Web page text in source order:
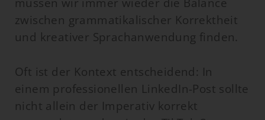
zwischen grammatikalischer Korrektheit
und kreativer Sprachanwendung finden.
Oft ist der Kontext entscheidend: In
einem professionellen LinkedIn-Post sollte
nicht allein der Imperativ korrekt